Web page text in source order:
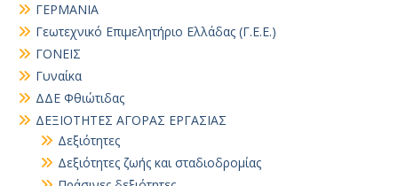
ΓΕΡΜΑΝΙΑ
Γεωτεχνικό Επιμελητήριο Ελλάδας (Γ.Ε.Ε.)
ΓΟΝΕΙΣ
Γυναίκα
ΔΔΕ Φθιώτιδας
ΔΕΞΙΟΤΗΤΕΣ ΑΓΟΡΑΣ ΕΡΓΑΣΙΑΣ
Δεξιότητες
Δεξιότητες ζωής και σταδιοδρομίας